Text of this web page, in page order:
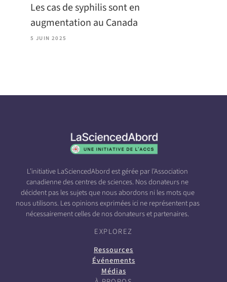
Les cas de syphilis sont en
augmentation au Canada
5 JUIN 2025
L’initiative LaSciencedAbord est gérée par l’Association
canadienne des centres de sciences. Nos donateurs ne
décident pas les sujets que nous abordons ni les mots que
nous utilisons. Les opinions exprimées ici ne représentent pas
nécessairement celles de nos donateurs et partenaires.
EXPLOREZ
Ressources
Événements
Médias